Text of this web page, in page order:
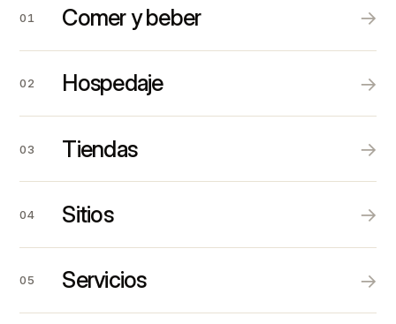
01 Comer y beber →
02 Hospedaje →
03 Tiendas →
04 Sitios →
05 Servicios →